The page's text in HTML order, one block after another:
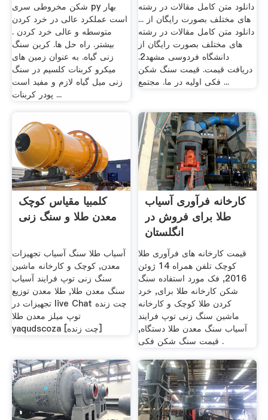
شکن مخروطی سری py بهار
است عملکرد عالی در خرد کردن
متوسطه و عالی خرد کردن .
بیشتر. راه حل ها. کربن سنگ
زنی گیاه. به عنوان زمین های
میکرو کربنات کلسیم در سنگ
زنی میل گیاه لازم و مفید است
پودر کربنات ...
دانلود متن کامل مقالات در رشته
های مختلف بصورت رایگان از ...
دانلود متن کامل مقالات در رشته
های مختلف بصورت رایگان از
دانشگاه فردوسی مشهد2.
دریافت قیمت. قیمت سنگ شکن
فکی اولیه در ما. مجتمع ...
کلمبیا مقیاس کوچک
معدن طلا و سنگ زنی
آسیاب طلا سنگ آسیاب تجهیزات
معدن, کوچک و کارخانه ماشین
سنگ زنی توپ فرایند آسیاب
سنگ معدن طلا, طلا معدن توزیع
تجهیزات در live Chat چت زنده
توپ میلز معدن طلا
yaqudscoza [چت زنده]
کارخانه فرآوری آسیاب
طلا برای فروش در
انگلستان
قیمت کارخانه های فرآوری طلا
کوچک تلفن همراه 14 ژوئن
2016, فک مورد استفاده سنگ
شکن کارخانه طلا برای, خرد
کردن طلا کوچک و کارخانه
ماشین سنگ زنی توپ فرایند
آسیاب سنگ معدن طلا دستگاه,
قیمت سنگ شکن فکی .